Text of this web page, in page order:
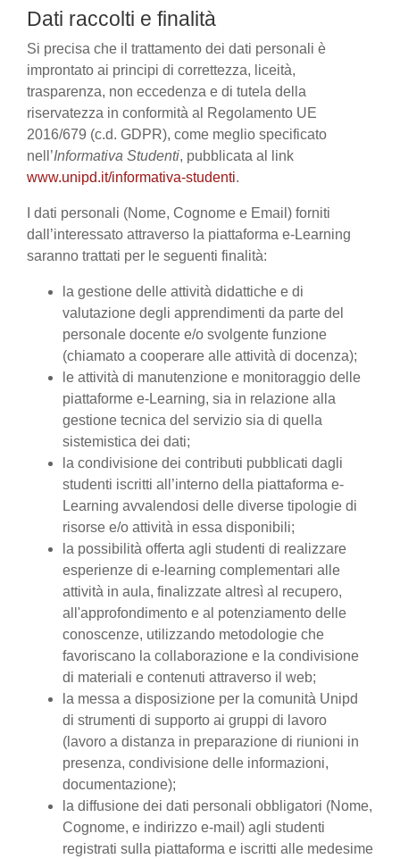
Dati raccolti e finalità
Si precisa che il trattamento dei dati personali è
improntato ai principi di correttezza, liceità,
trasparenza, non eccedenza e di tutela della
riservatezza in conformità al Regolamento UE
2016/679 (c.d. GDPR), come meglio specificato
nell’Informativa Studenti, pubblicata al link
www.unipd.it/informativa-studenti.
I dati personali (Nome, Cognome e Email) forniti
dall’interessato attraverso la piattaforma e-Learning
saranno trattati per le seguenti finalità:
la gestione delle attività didattiche e di
valutazione degli apprendimenti da parte del
personale docente e/o svolgente funzione
(chiamato a cooperare alle attività di docenza);
le attività di manutenzione e monitoraggio delle
piattaforme e-Learning, sia in relazione alla
gestione tecnica del servizio sia di quella
sistemistica dei dati;
la condivisione dei contributi pubblicati dagli
studenti iscritti all’interno della piattaforma e-
Learning avvalendosi delle diverse tipologie di
risorse e/o attività in essa disponibili;
la possibilità offerta agli studenti di realizzare
esperienze di e-learning complementari alle
attività in aula, finalizzate altresì al recupero,
all'approfondimento e al potenziamento delle
conoscenze, utilizzando metodologie che
favoriscano la collaborazione e la condivisione
di materiali e contenuti attraverso il web;
la messa a disposizione per la comunità Unipd
di strumenti di supporto ai gruppi di lavoro
(lavoro a distanza in preparazione di riunioni in
presenza, condivisione delle informazioni,
documentazione);
la diffusione dei dati personali obbligatori (Nome,
Cognome, e indirizzo e-mail) agli studenti
registrati sulla piattaforma e iscritti alle medesime